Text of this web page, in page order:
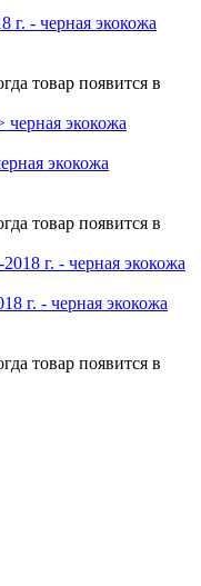
г. - черная экокожа
товар появится в
экокожа
товар появится в
г. - черная экокожа
товар появится в